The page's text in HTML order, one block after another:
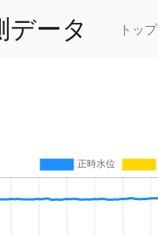
データ トップ